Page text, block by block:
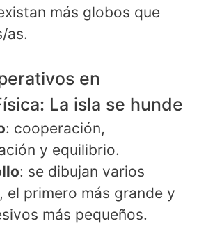
más globos que
as.
en
La isla se hunde
: cooperación,
y equilibrio.
: se dibujan varios
el primero más grande y
más pequeños.